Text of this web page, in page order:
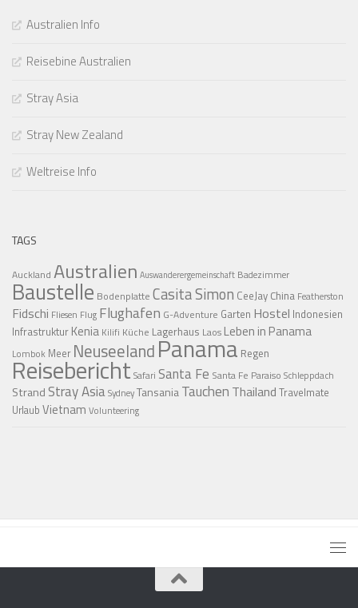
Australien Info
Reisebine Australien
Stray Asia
Stray New Zealand
Weltreise Info
TAGS
Auckland Australien Auswanderergemeinschaft Badezimmer
Baustelle Bodenplatte Casita Simon CeeJay China Featherston
Fidschi Fliesen Flug Flughafen G-Adventure Garten Hostel Indonesien
Infrastruktur Kenia Kilifi Küche Lagerhaus Laos Leben in Panama
Lombok Meer NeuseelandPanama Regen
Reisebericht Safari Santa Fe Santa Fe Paraiso Schleppdach
Strand Stray AsiaSydneyTansaniaTauchen Thailand Travelmate
Urlaub Vietnam Volunteering